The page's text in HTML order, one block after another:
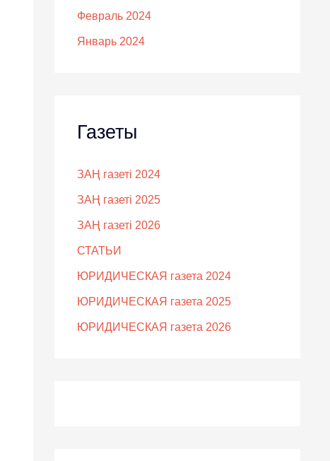
Февраль 2024
Январь 2024
Газеты
ЗАҢ газеті 2024
ЗАҢ газеті 2025
ЗАҢ газеті 2026
СТАТЬИ
ЮРИДИЧЕСКАЯ газета 2024
ЮРИДИЧЕСКАЯ газета 2025
ЮРИДИЧЕСКАЯ газета 2026